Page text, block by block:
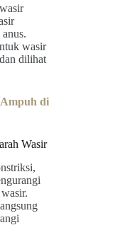
wasir
dilihat
di
Wasir